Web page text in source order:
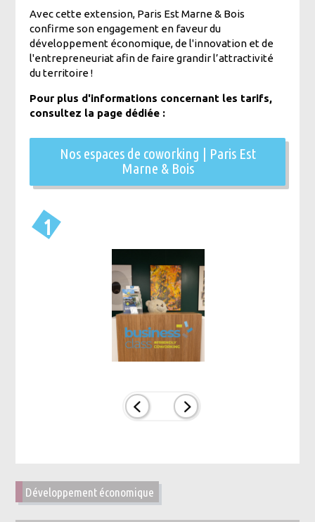
Avec cette extension, Paris Est Marne & Bois
confirme son engagement en faveur du
développement économique, de l'innovation et de
l'entrepreneuriat afin de faire grandir l’attractivité
du territoire !
Pour plus d'informations concernant les tarifs,
consultez la page dédiée :
Nos espaces de coworking | Paris Est
Marne & Bois
1
Développement économique